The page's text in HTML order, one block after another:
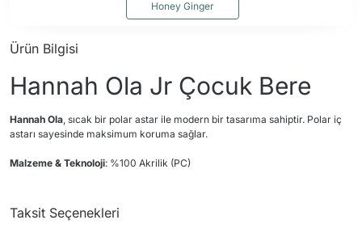
Honey Ginger
Ürün Bilgisi
Hannah Ola Jr Çocuk Bere
Hannah Ola, sıcak bir polar astar ile modern bir tasarıma sahiptir. Polar iç
astarı sayesinde maksimum koruma sağlar.
Malzeme & Teknoloji: %100 Akrilik (PC)
Taksit Seçenekleri